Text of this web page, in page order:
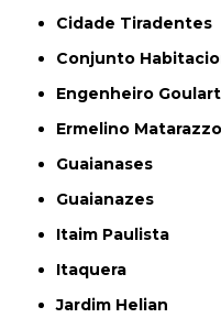
Cidade Tiradentes
Conjunto
Engenheiro Goulart
Ermelino Matarazzo
Guaianases
Guaianazes
Itaim Paulista
Itaquera
Jardim Helian